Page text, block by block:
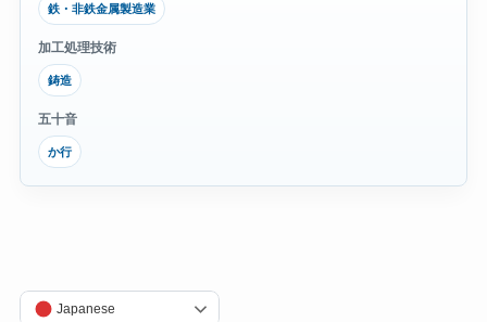
鉄・非鉄金属製造業
加工処理技術
鋳造
五十音
か行
Japanese